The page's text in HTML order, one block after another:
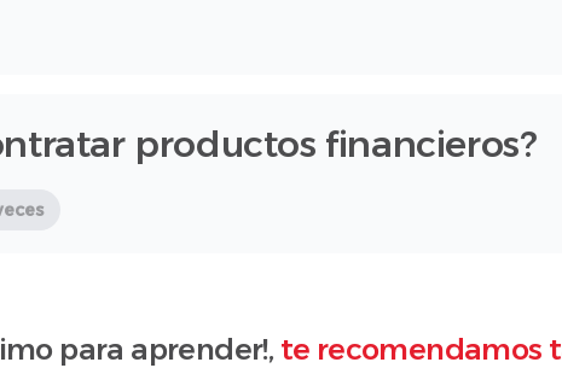
productos financieros?
para aprender!, te recomendamos